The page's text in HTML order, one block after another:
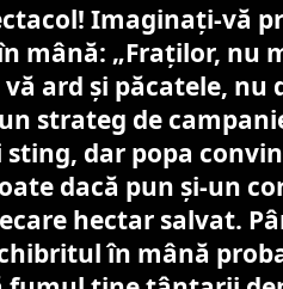
Imaginați-vă
mână: „Fraților, nu
ard și păcatele, nu
strateg de
dar popa
dacă pun și-un
hectar salvat.
în mână